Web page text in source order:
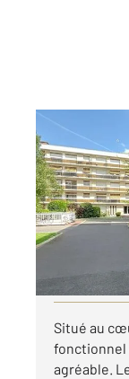
17,62 m 2, 1
Ref : 18029
par mois
Visiter le site
Situé au
fonctionnel
agréable.